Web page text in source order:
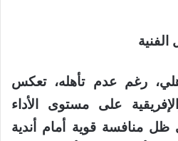
الفنية
رغم عدم تأهله، تعكس
على مستوى الأداء
منافسة قوية أمام أندية